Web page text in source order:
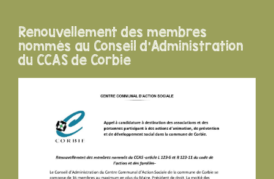
Renouvellement des membres
nommés au Conseil d’Administration
du CCAS de Corbie